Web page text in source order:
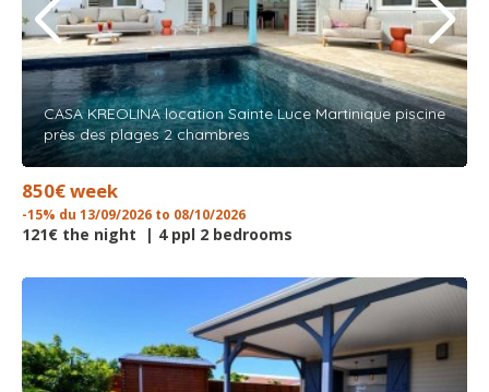
CASA KREOLINA location Sainte Luce Martinique piscine
près des plages 2 chambres
850€ week
-15% du 13/09/2026 to 08/10/2026
121€ the night | 4 ppl 2 bedrooms